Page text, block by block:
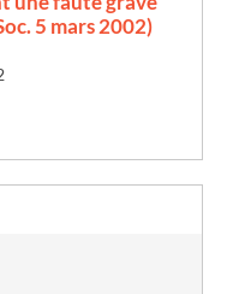
5 mars 2002)